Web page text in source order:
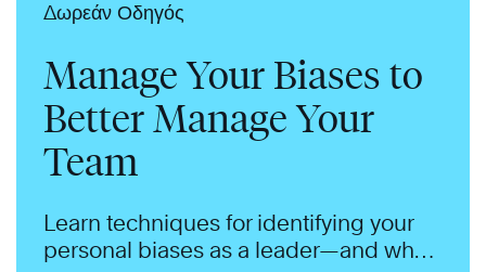
Δωρεάν Οδηγός
Manage Your Biases to
Better Manage Your
Team
Learn techniques for identifying your
personal biases as a leader—and what